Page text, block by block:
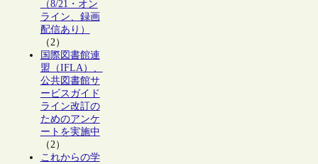
（8/21・オン
ライン、録画
配信あり）
（2）
国際図書館連
盟（IFLA）、
公共図書館サ
ービスガイド
ライン改訂の
ためのアンケ
ートを実施中
（2）
これからの学